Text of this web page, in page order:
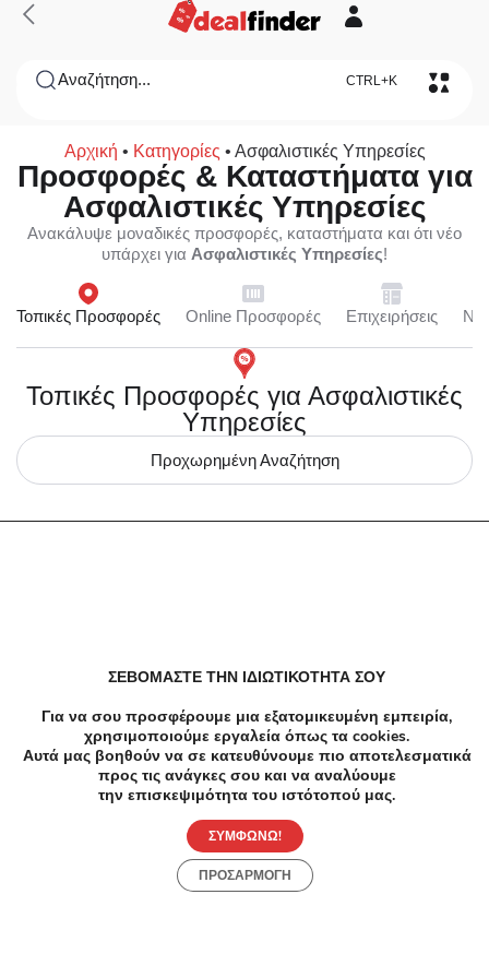
Αναζήτηση... CTRL+K
Αρχική • Κατηγορίες • Ασφαλιστικές Υπηρεσίες
Προσφορές & Καταστήματα για
Ασφαλιστικές Υπηρεσίες
Ανακάλυψε μοναδικές προσφορές, καταστήματα και ότι νέο
υπάρχει για Ασφαλιστικές Υπηρεσίες!
Τοπικές Προσφορές Online Προσφορές Επιχειρήσεις
Τοπικές Προσφορές για Ασφαλιστικές
Υπηρεσίες
Προχωρημένη Αναζήτηση
ΣΕΒΟΜΑΣΤΕ ΤΗΝ ΙΔΙΩΤΙΚΟΤΗΤΑ ΣΟΥ
Για να σου προσφέρουμε μια εξατομικευμένη εμπειρία,
χρησιμοποιούμε εργαλεία όπως τα cookies.
Αυτά μας βοηθούν να σε κατευθύνουμε πιο αποτελεσματικά
προς τις ανάγκες σου και να αναλύουμε
την επισκεψιμότητα του ιστότοπού μας.
ΣΥΜΦΩΝΩ!
ΠΡΟΣΑΡΜΟΓΗ